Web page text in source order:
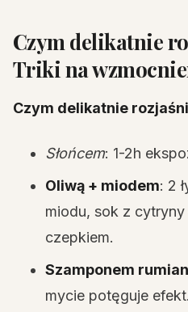
Czym delikatnie
Triki na
Czym delikatnie
Słońcem: 1-2h
Oliwą + miodem: 2
miodu, sok z cytryny
czepkiem.
Szamponem
mycie potęguje efekt.